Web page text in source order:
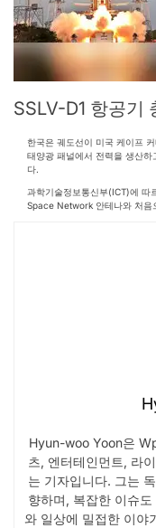
SSLV-D1 항공기
한국은 궤도선이 미국 케이프
태양광 패널에서 전력을 생산
다.
과학기술정보통신부(ICT)에 따
Space Network 안테나와 처음
Hyun-woo Yoon은
츠, 엔터테인먼트, 라
는 기자입니다. 그는
향하며, 복잡한 이슈
와 일상에 밀접한 이야